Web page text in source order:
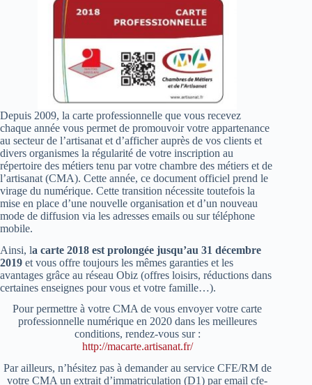
Depuis 2009, la carte professionnelle que vous recevez
chaque année vous permet de promouvoir votre appartenance
au secteur de l’artisanat et d’afficher auprès de vos clients et
divers organismes la régularité de votre inscription au
répertoire des métiers tenu par votre chambre des métiers et de
l’artisanat (CMA). Cette année, ce document officiel prend le
virage du numérique. Cette transition nécessite toutefois la
mise en place d’une nouvelle organisation et d’un nouveau
mode de diffusion via les adresses emails ou sur téléphone
mobile.
Ainsi, la carte 2018 est prolongée jusqu’au 31 décembre
2019 et vous offre toujours les mêmes garanties et les
avantages grâce au réseau Obiz (offres loisirs, réductions dans
certaines enseignes pour vous et votre famille…).
Pour permettre à votre CMA de vous envoyer votre carte
professionnelle numérique en 2020 dans les meilleures
conditions, rendez-vous sur :
http://macarte.artisanat.fr/
Par ailleurs, n’hésitez pas à demander au service CFE/RM de
votre CMA un extrait d’immatriculation (D1) par emailcfe-